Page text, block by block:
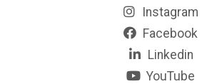
Instagram
Facebook
Linkedin
YouTube